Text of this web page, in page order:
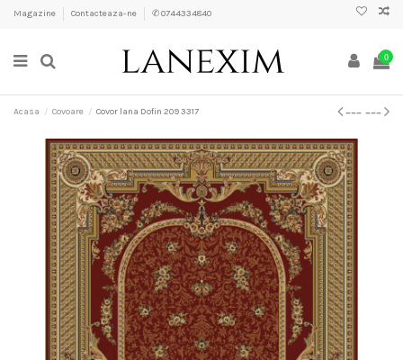
Magazine Contacteaza-ne ✆ 0744334840
0
Acasa Covoare Covor lana Dofin 209 3317